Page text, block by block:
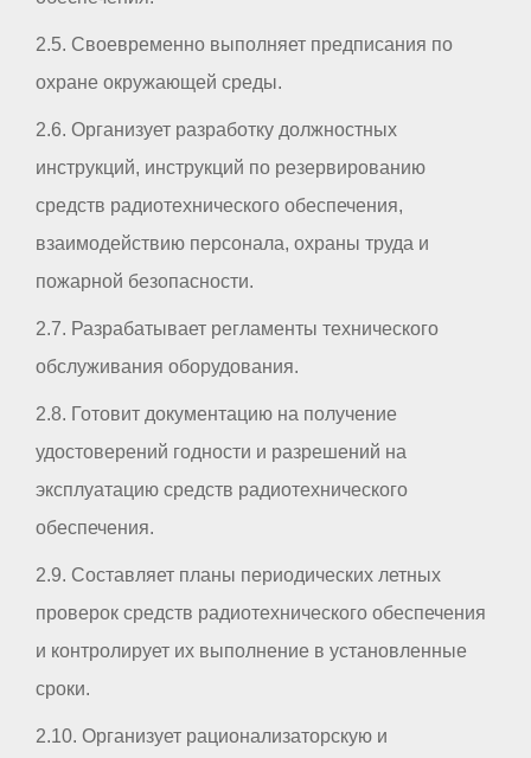
2.5. Своевременно выполняет предписания по
охране окружающей среды.
2.6. Организует разработку должностных
инструкций, инструкций по резервированию
средств радиотехнического обеспечения,
взаимодействию персонала, охраны труда и
пожарной безопасности.
2.7. Разрабатывает регламенты технического
обслуживания оборудования.
2.8. Готовит документацию на получение
удостоверений годности и разрешений на
эксплуатацию средств радиотехнического
обеспечения.
2.9. Составляет планы периодических летных
проверок средств радиотехнического обеспечения
и контролирует их выполнение в установленные
сроки.
2.10. Организует рационализаторскую и